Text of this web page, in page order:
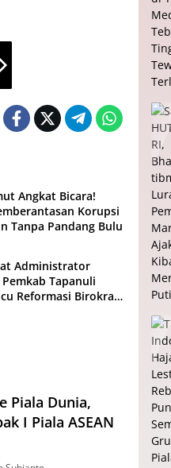
Angkat Bicara!
Korupsi
Tanpa Pandang Bulu
Administrator
Tapanuli
Reformasi Birokrasi
Piala Dunia,
I Piala ASEAN